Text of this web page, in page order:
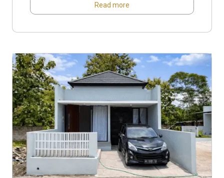
Read more